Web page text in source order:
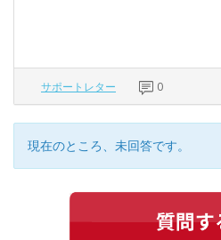
サポートレター 0
現在のところ、未回答です。